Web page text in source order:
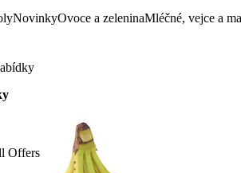
NovinkyOvoce a zeleninaMléčné, vejce a
Offers